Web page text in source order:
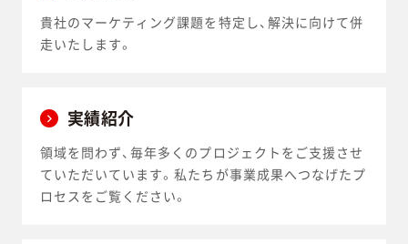
貴社のマーケティング課題を特定し、解決に向けて併
走いたします。
実績紹介
領域を問わず、毎年多くのプロジェクトをご支援させ
ていただいています。私たちが事業成果へつなげたプ
ロセスをご覧ください。